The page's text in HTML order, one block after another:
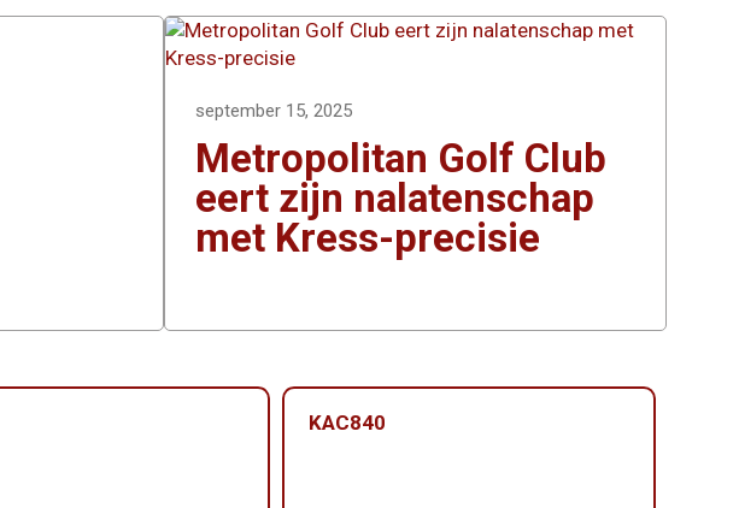
september 15, 2025
Metropolitan Golf Club
eert zijn nalatenschap
met Kress-precisie
KAC840